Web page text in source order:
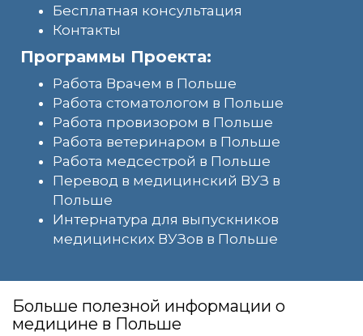
Бесплатная консультация
Контакты
Программы Проекта:
Работа Врачем в Польше
Работа стоматологом в Польше
Работа провизором в Польше
Работа ветеринаром в Польше
Работа медсестрой в Польше
Перевод в медицинский ВУЗ в
Польше
Интернатура для выпускников
медицинских ВУЗов в Польше
Больше полезной информации о
медицине в Польше